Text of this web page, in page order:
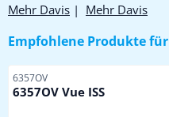
Mehr Davis | Mehr Davis
Empfohlene Produkte für
Artikelnummer
6357OV
6357OV Vue ISS